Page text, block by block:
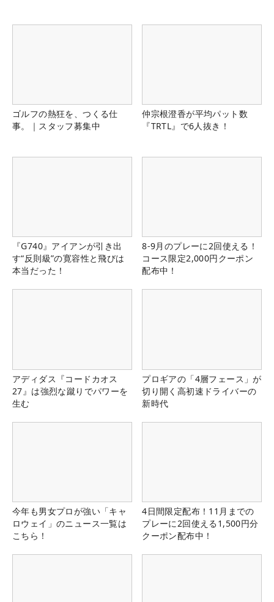
ゴルフの熱狂を、つくる仕
事。｜スタッフ募集中
仲宗根澄香が平均パット数
『TRTL』で6人抜き！
『G740』アイアンが引き出
す“反則級”の寛容性と飛びは
本当だった！
8-9月のプレーに2回使える！
コース限定2,000円クーポン
配布中！
アディダス『コードカオス
27』は強烈な蹴りでパワーを
生む
プロギアの「4層フェース」が
切り開く高初速ドライバーの
新時代
今年も男女プロが強い「キャ
ロウェイ」のニュース一覧は
こちら！
4日間限定配布！11月までの
プレーに2回使える1,500円分
クーポン配布中！